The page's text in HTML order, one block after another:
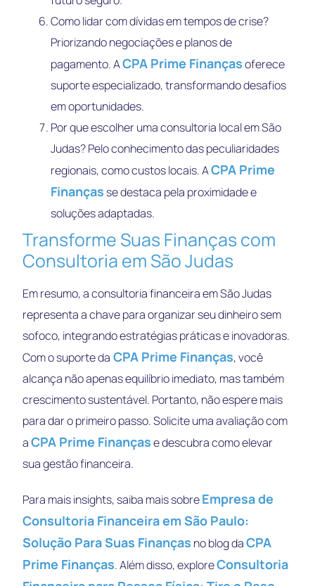
Como lidar com dívidas em tempos de crise?
Priorizando negociações e planos de
pagamento. ACPA Prime Finançasoferece
suporte especializado, transformando desafios
em oportunidades.
Por que escolher uma consultoria local em São
Judas? Pelo conhecimento das peculiaridades
regionais, como custos locais. ACPA Prime
Finanças se destaca pela proximidade e
soluções adaptadas.
Transforme Suas Finanças com
Consultoria em São Judas
Em resumo, a consultoria financeira em São Judas
representa a chave para organizar seu dinheiro sem
sofoco, integrando estratégias práticas e inovadoras.
Com o suporte da CPA Prime Finanças, você
alcança não apenas equilíbrio imediato, mas também
crescimento sustentável. Portanto, não espere mais
para dar o primeiro passo. Solicite uma avaliação com
aCPA Prime Finançase descubra como elevar
sua gestão financeira.
Para mais insights, saiba mais sobreEmpresa de
Consultoria Financeira em São Paulo:
Solução Para Suas Finanças no blog daCPA
Prime Finanças. Além disso, exploreConsultoria